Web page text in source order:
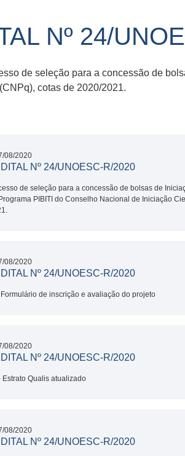
Nº 24/
de seleção para a concessão de
cotas de 2020/2021.
08/2020
Nº 24/UNOESC-R/2020
de seleção para a concessão de bolsas de
PIBITI do Conselho Nacional de Iniciação
08/2020
Nº 24/UNOESC-R/2020
de inscrição e avaliação do projeto
08/2020
Nº 24/UNOESC-R/2020
Estrato Qualis atualizado
08/2020
Nº 24/UNOESC-R/2020